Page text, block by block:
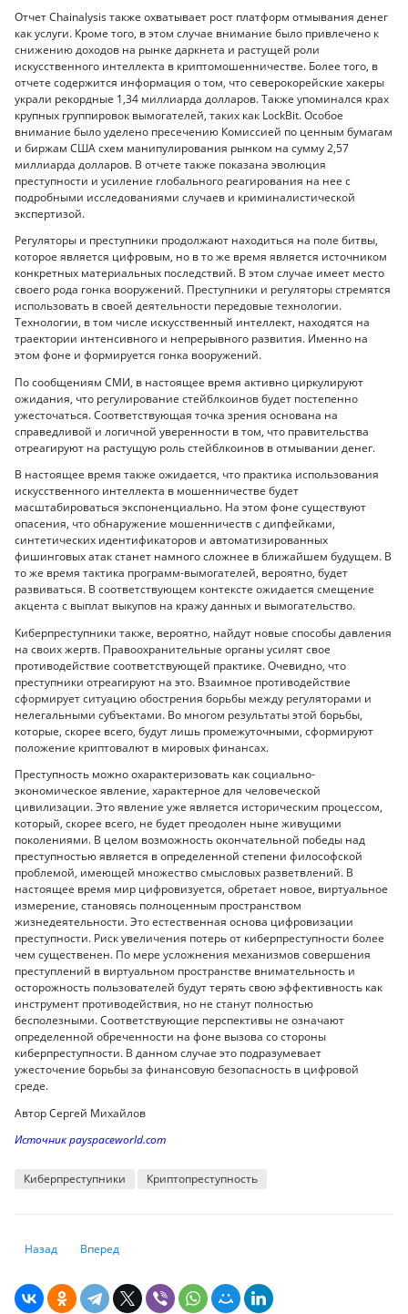
Отчет Chainalysis также охватывает рост платформ отмывания денег
как услуги. Кроме того, в этом случае внимание было привлечено к
снижению доходов на рынке даркнета и растущей роли
искусственного интеллекта в криптомошенничестве. Более того, в
отчете содержится информация о том, что северокорейские хакеры
украли рекордные 1,34 миллиарда долларов. Также упоминался крах
крупных группировок вымогателей, таких как LockBit. Особое
внимание было уделено пресечению Комиссией по ценным бумагам
и биржам США схем манипулирования рынком на сумму 2,57
миллиарда долларов. В отчете также показана эволюция
преступности и усиление глобального реагирования на нее с
подробными исследованиями случаев и криминалистической
экспертизой.
Регуляторы и преступники продолжают находиться на поле битвы,
которое является цифровым, но в то же время является источником
конкретных материальных последствий. В этом случае имеет место
своего рода гонка вооружений. Преступники и регуляторы стремятся
использовать в своей деятельности передовые технологии.
Технологии, в том числе искусственный интеллект, находятся на
траектории интенсивного и непрерывного развития. Именно на
этом фоне и формируется гонка вооружений.
По сообщениям СМИ, в настоящее время активно циркулируют
ожидания, что регулирование стейблкоинов будет постепенно
ужесточаться. Соответствующая точка зрения основана на
справедливой и логичной уверенности в том, что правительства
отреагируют на растущую роль стейблкоинов в отмывании денег.
В настоящее время также ожидается, что практика использования
искусственного интеллекта в мошенничестве будет
масштабироваться экспоненциально. На этом фоне существуют
опасения, что обнаружение мошенничеств с дипфейками,
синтетических идентификаторов и автоматизированных
фишинговых атак станет намного сложнее в ближайшем будущем. В
то же время тактика программ-вымогателей, вероятно, будет
развиваться. В соответствующем контексте ожидается смещение
акцента с выплат выкупов на кражу данных и вымогательство.
Киберпреступники также, вероятно, найдут новые способы давления
на своих жертв. Правоохранительные органы усилят свое
противодействие соответствующей практике. Очевидно, что
преступники отреагируют на это. Взаимное противодействие
сформирует ситуацию обострения борьбы между регуляторами и
нелегальными субъектами. Во многом результаты этой борьбы,
которые, скорее всего, будут лишь промежуточными, сформируют
положение криптовалют в мировых финансах.
Преступность можно охарактеризовать как социально-
экономическое явление, характерное для человеческой
цивилизации. Это явление уже является историческим процессом,
который, скорее всего, не будет преодолен ныне живущими
поколениями. В целом возможность окончательной победы над
преступностью является в определенной степени философской
проблемой, имеющей множество смысловых разветвлений. В
настоящее время мир цифровизуется, обретает новое, виртуальное
измерение, становясь полноценным пространством
жизнедеятельности. Это естественная основа цифровизации
преступности. Риск увеличения потерь от киберпреступности более
чем существенен. По мере усложнения механизмов совершения
преступлений в виртуальном пространстве внимательность и
осторожность пользователей будут терять свою эффективность как
инструмент противодействия, но не станут полностью
бесполезными. Соответствующие перспективы не означают
определенной обреченности на фоне вызова со стороны
киберпреступности. В данном случае это подразумевает
ужесточение борьбы за финансовую безопасность в цифровой
среде.
АвторСергей Михайлов
Источник payspaceworld.com
Киберпреступники Криптопреступность
Предыдущий: Кийосаки рассказал, почему не стоит продавать
Назад Следующий: Bank of America планирует запустить
Вперед